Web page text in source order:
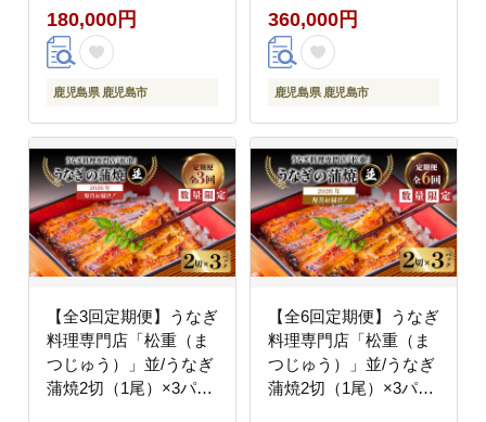
180,000円
鹿児島県 鹿児島市
360,000円
鹿児島県 鹿児島市
【全3回定期便】うなぎ
料理専門店「松重（ま
つじゅう）」並/うなぎ
蒲焼2切（1尾）×3パッ
【全6回定期便】うなぎ
料理専門店「松重（ま
つじゅう）」並/うなぎ
蒲焼2切（1尾）×3パッ